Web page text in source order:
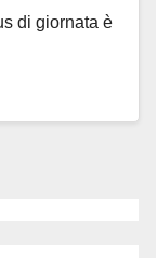
di giornata è